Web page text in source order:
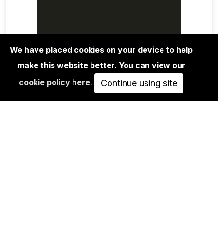
KEITH HARING: 31 SUBWAY
We have placed cookies on your device to help
make this website better. You can view our
cookie policy here. Continue using site